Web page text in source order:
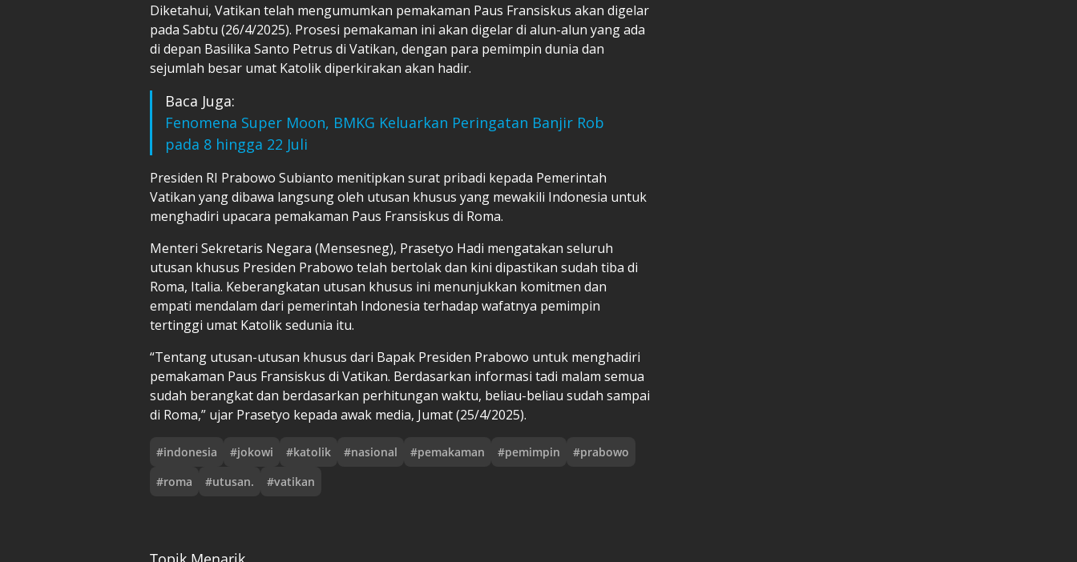
Diketahui, Vatikan telah mengumumkan pemakaman Paus Fransiskus akan digelar
pada Sabtu (26/4/2025). Prosesi pemakaman ini akan digelar di alun-alun yang ada
di depan Basilika Santo Petrus di Vatikan, dengan para pemimpin dunia dan
sejumlah besar umat Katolik diperkirakan akan hadir.
Baca Juga:
Fenomena Super Moon, BMKG Keluarkan Peringatan Banjir Rob
pada 8 hingga 22 Juli
Presiden RI Prabowo Subianto menitipkan surat pribadi kepada Pemerintah
Vatikan yang dibawa langsung oleh utusan khusus yang mewakili Indonesia untuk
menghadiri upacara pemakaman Paus Fransiskus di Roma.
Menteri Sekretaris Negara (Mensesneg), Prasetyo Hadi mengatakan seluruh
utusan khusus Presiden Prabowo telah bertolak dan kini dipastikan sudah tiba di
Roma, Italia. Keberangkatan utusan khusus ini menunjukkan komitmen dan
empati mendalam dari pemerintah Indonesia terhadap wafatnya pemimpin
tertinggi umat Katolik sedunia itu.
“Tentang utusan-utusan khusus dari Bapak Presiden Prabowo untuk menghadiri
pemakaman Paus Fransiskus di Vatikan. Berdasarkan informasi tadi malam semua
sudah berangkat dan berdasarkan perhitungan waktu, beliau-beliau sudah sampai
di Roma,” ujar Prasetyo kepada awak media, Jumat (25/4/2025).
#indonesia #jokowi #katolik #nasional #pemakaman #pemimpin #prabowo
#roma #utusan. #vatikan